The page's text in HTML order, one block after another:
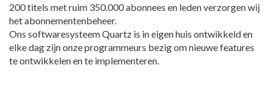
200 titels met ruim 350.000 abonnees en leden verzorgen wij
het abonnementenbeheer.
Ons softwaresysteem Quartz is in eigen huis ontwikkeld en
elke dag zijn onze programmeurs bezig om nieuwe features
te ontwikkelen en te implementeren.